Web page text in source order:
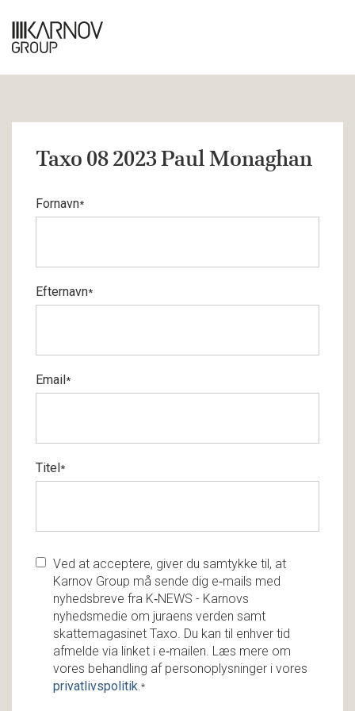
Taxo 08 2023 Paul Monaghan
Fornavn*
Efternavn*
Email*
Titel*
Ved at acceptere, giver du samtykke til, at
Karnov Group må sende dig e‑mails med
nyhedsbreve fra K‑NEWS - Karnovs
nyhedsmedie om juraens verden samt
skattemagasinet Taxo. Du kan til enhver tid
afmelde via linket i e‑mailen. Læs mere om
vores behandling af personoplysninger i vores
privatlivspolitik.*